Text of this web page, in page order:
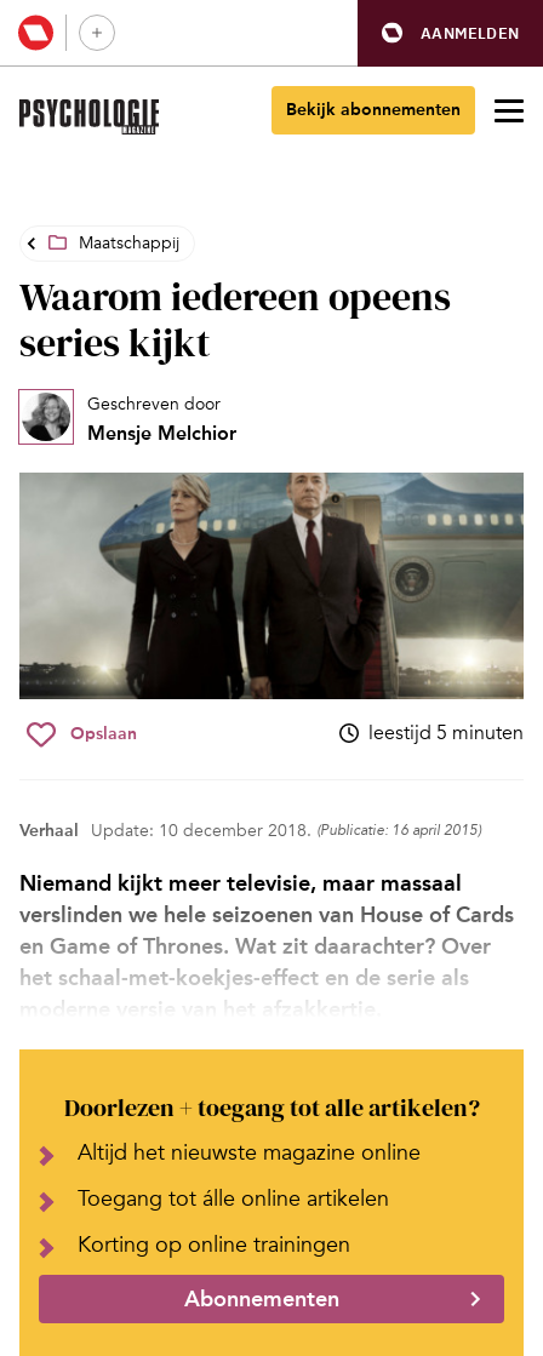
AANMELDEN
Bekijk abonnementen
Maatschappij
Waarom iedereen opeens
series kijkt
Geschreven door
Mensje Melchior
Opslaan leestijd 5 minuten
Verhaal Update: 10 december 2018. (Publicatie: 16 april 2015)
Niemand kijkt meer televisie, maar massaal
verslinden we hele seizoenen van House of Cards
en Game of Thrones. Wat zit daarachter? Over
het schaal-met-koekjes-effect en de serie als
moderne versie van het afzakkertje.
Doorlezen + toegang tot alle artikelen?
Altijd het nieuwste magazine online
Toegang tot álle online artikelen
Korting op online trainingen
Abonnementen